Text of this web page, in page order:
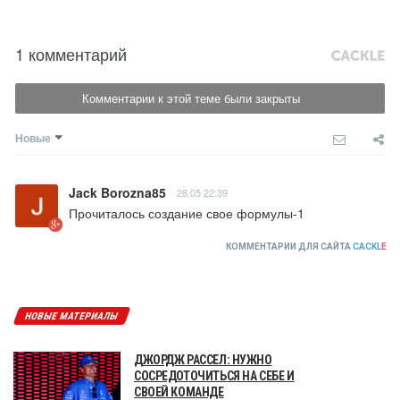
1 комментарий
Комментарии к этой теме были закрыты
Новые
Jack Borozna85 28.05 22:39
Прочиталось создание свое формулы-1
КОММЕНТАРИИ ДЛЯ САЙТА CACKLE
НОВЫЕ МАТЕРИАЛЫ
ДЖОРДЖ РАССЕЛ: НУЖНО
СОСРЕДОТОЧИТЬСЯ НА СЕБЕ И
СВОЕЙ КОМАНДЕ